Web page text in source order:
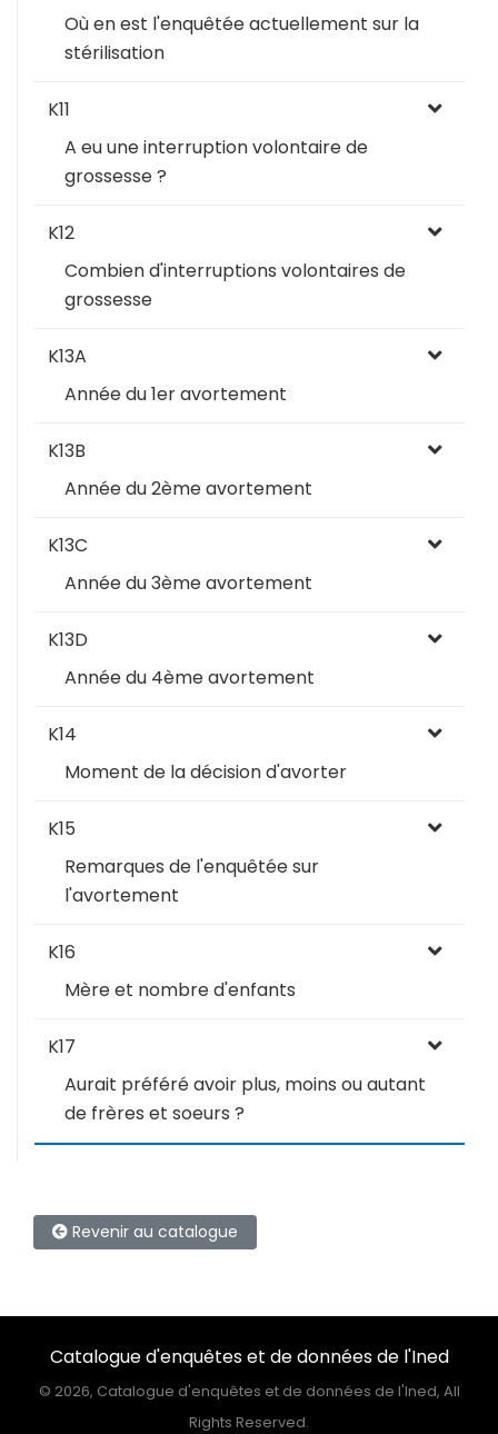
Où en est l'enquêtée actuellement sur la
stérilisation
K11
A eu une interruption volontaire de
grossesse ?
K12
Combien d'interruptions volontaires de
grossesse
K13A
Année du 1er avortement
K13B
Année du 2ème avortement
K13C
Année du 3ème avortement
K13D
Année du 4ème avortement
K14
Moment de la décision d'avorter
K15
Remarques de l'enquêtée sur
l'avortement
K16
Mère et nombre d'enfants
K17
Aurait préféré avoir plus, moins ou autant
de frères et soeurs ?
Revenir au catalogue
Catalogue d'enquêtes et de données de l'Ined
© 2026, Catalogue d'enquêtes et de données de l'Ined, All
Rights Reserved.